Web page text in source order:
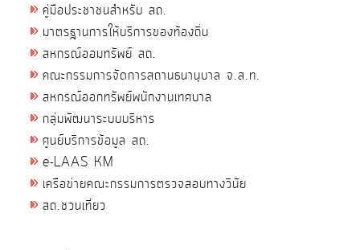
คู่มือประชาชนสำหรับ สถ.
มาตรฐานการให้บริการของท้องถิ่น
สหกรณ์ออมทรัพย์ สถ.
คณะกรรมการจัดการสถานธนานุบาล จ.ส.ท.
สหกรณ์ออกทรัพย์พนักงานเทศบาล
กลุ่มพัฒนาระบบบริหาร
ศูนย์บริการข้อมูล สถ.
e-LAAS KM
เครือข่ายคณะกรรมการตรวจสอบทางวินัย
สถ.ชวนเที่ยว